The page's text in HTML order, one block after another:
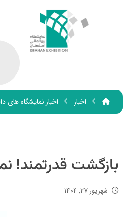
اخبار اخبار نمایشگاه های
بازگشت قدرتمند!
شهریور ۲۷, ۱۴۰۴